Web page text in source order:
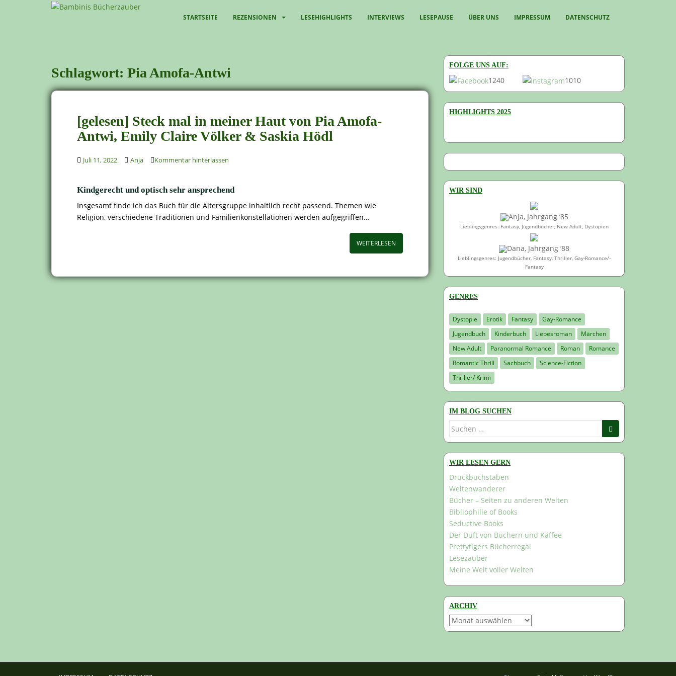
STARTSEITE REZENSIONEN LESEHIGHLIGHTS INTERVIEWS LESEPAUSE ÜBER UNS IMPRESSUM DATENSCHUTZ
Schlagwort: Pia Amofa-Antwi
[gelesen] Steck mal in meiner Haut von Pia Amofa-
Antwi, Emily Claire Völker & Saskia Hödl
Juli 11, 2022 Anja Kommentar hinterlassen
Kindgerecht und optisch sehr ansprechend
Insgesamt finde ich das Buch für die Altersgruppe inhaltlich recht passend. Themen wie
Religion, verschiedene Traditionen und Familienkonstellationen werden aufgegriffen…
WEITERLESEN
FOLGE UNS AUF:
1240 1010
HIGHLIGHTS 2025
WIR SIND
Anja, Jahrgang ’85
Lieblingsgenres: Fantasy, Jugendbücher, New Adult, Dystopien
Dana, Jahrgang ’88
Lieblingsgenres: Jugendbücher, Fantasy, Thriller, Gay-Romance/-
Fantasy
GENRES
Dystopie Erotik Fantasy
Gay-Romance
Jugendbuch
Kinderbuch Liebesroman
Märchen
New Adult
Paranormal Romance Roman
Romance
Romantic Thrill
Sachbuch
Science-Fiction
Thriller/ Krimi
IM BLOG SUCHEN
Suchen
WIR LESEN GERN
Druckbuchstaben
Weltenwanderer
Bücher – Seiten zu anderen Welten
Bibliophilie of Books
Seductive Books
Der Duft von Büchern und Kaffee
Prettytigers Bücherregal
Lesezauber
Meine Welt voller Welten
ARCHIV
Archiv